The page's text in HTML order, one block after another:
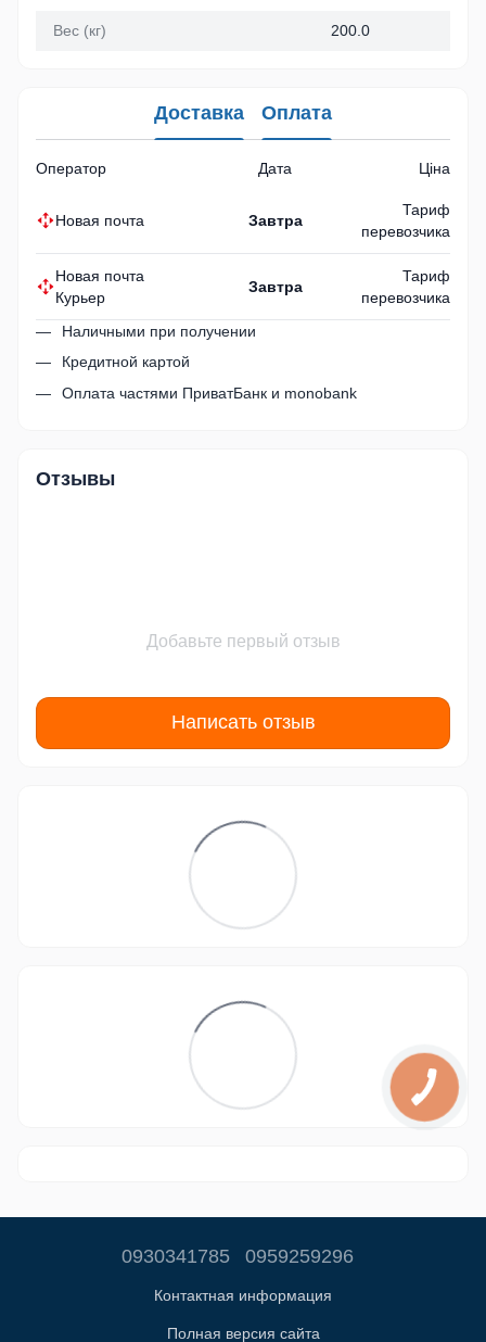
Вес (кг) 200.0
Доставка Оплата
Оператор Дата Ціна
Новая почта Завтра
Тариф
перевозчика
Новая почта
Курьер
Завтра
Тариф
перевозчика
Наличными при получении
Кредитной картой
Оплата частями ПриватБанк и monobank
Отзывы
Добавьте первый отзыв
Написать отзыв
0930341785 0959259296
Контактная информация
Полная версия сайта